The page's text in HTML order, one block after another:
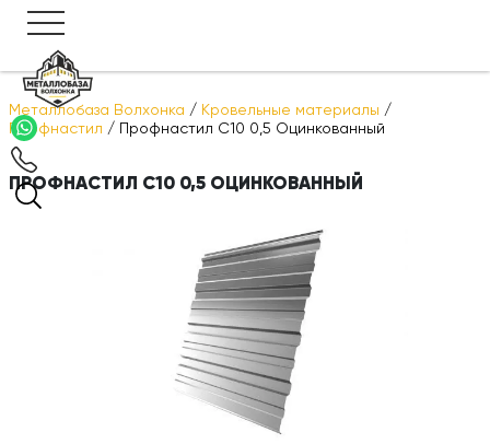
Металлобаза Волхонка / Кровельные материалы /
Профнастил / Профнастил С10 0,5 Оцинкованный
ПРОФНАСТИЛ С10 0,5 ОЦИНКОВАННЫЙ